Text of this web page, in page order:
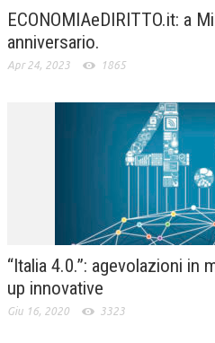
ECONOMIAeDIRITTO.it: a
anniversario.
Apr 24, 2023 1865
“Italia 4.0.”: agevolazioni in
up innovative
Giu 16, 2020 3323